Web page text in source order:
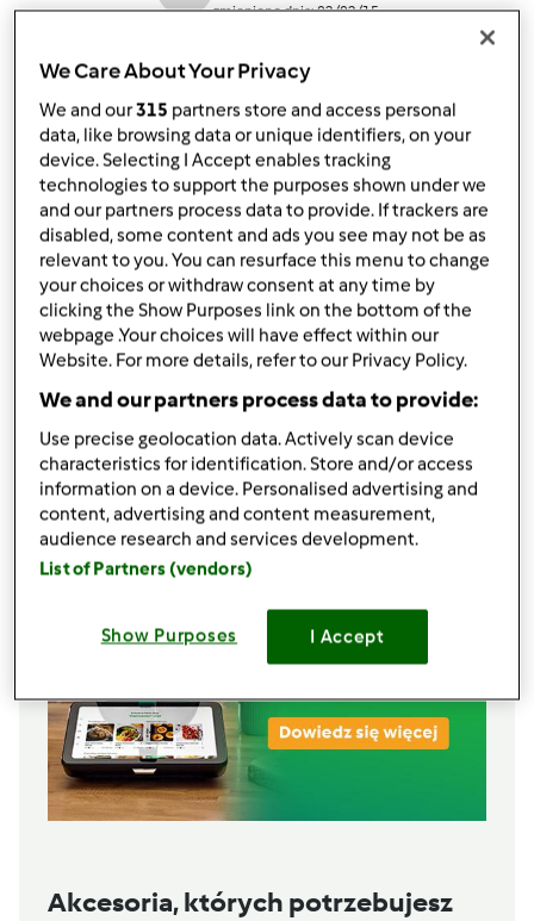
zmieniono dnia: 02/02/15
podziel się przepisem
Składniki
mus
3-4jabłka,obrane, pokrojone w ćwiartki lub
ósemki
Lista zakupów
Akcesoria, których potrzebujesz
We Care About Your Privacy
We and our315 partners store and access personal
data, like browsing data or unique identifiers, on your
device. Selecting I Accept enables tracking
technologies to support the purposes shown under we
and our partners process data to provide. If trackers are
disabled, some content and ads you see may not be as
relevant to you. You can resurface this menu to change
your choices or withdraw consent at any time by
clicking the Show Purposes link on the bottom of the
webpage .Your choices will have effect within our
Website. For more details, refer to our Privacy Policy.
We and our partners process data to provide:
Use precise geolocation data. Actively scan device
characteristics for identification. Store and/or access
information on a device. Personalised advertising and
content, advertising and content measurement,
audience research and services development.
List of Partners (vendors)
Show Purposes I Accept